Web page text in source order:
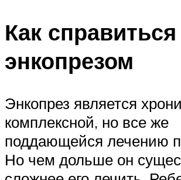
Как
энкопрезом
Энкопрез является
комплексной, но все же
поддающейся лечению
Но чем дольше он